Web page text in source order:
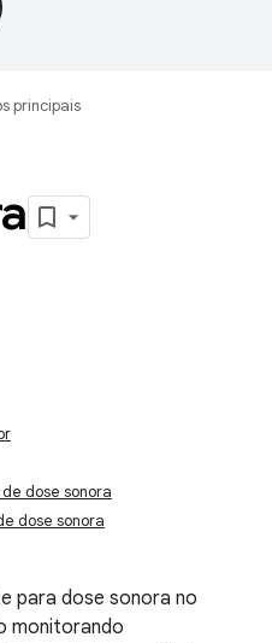
principais
dose sonora
dose sonora
para dose sonora no
monitorando